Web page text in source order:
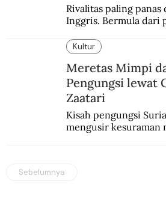
Rivalitas paling panas
Inggris. Bermula dari
Kultur
Meretas Mimpi
Pengungsi lewat
Zaatari
Kisah pengungsi
mengusir kesuraman
Sebelumnya